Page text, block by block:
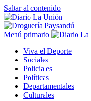
Saltar al contenido
Menú primario
Viva el Deporte
Sociales
Policiales
Políticas
Departamentales
Culturales